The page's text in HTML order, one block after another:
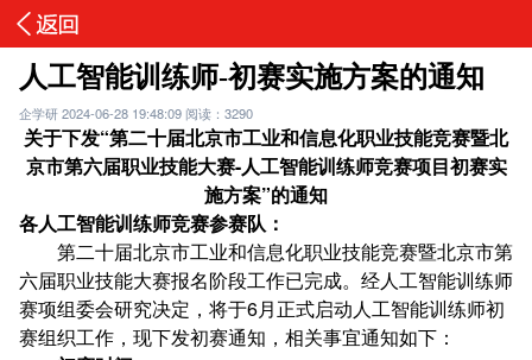
人工智能训练师-初赛实施方案的通知
企学研2024-06-28 19:48:09 阅读：3290
关于下发“第二十届北京市工业和信息化职业技能竞赛暨北
京市第六届职业技能大赛-人工智能训练师竞赛项目初赛实
施方案”的通知
各人工智能训练师竞赛参赛队 ：
第二十届北京市工业和信息化职业技能竞赛暨北京市第
六届职业技能大赛报名阶段工作已完成。经人工智能训练师
赛项组委会研究决定，将于6月正式启动人工智能训练师初
赛组织工作，现下发初赛通知，相关事宜通知如下：